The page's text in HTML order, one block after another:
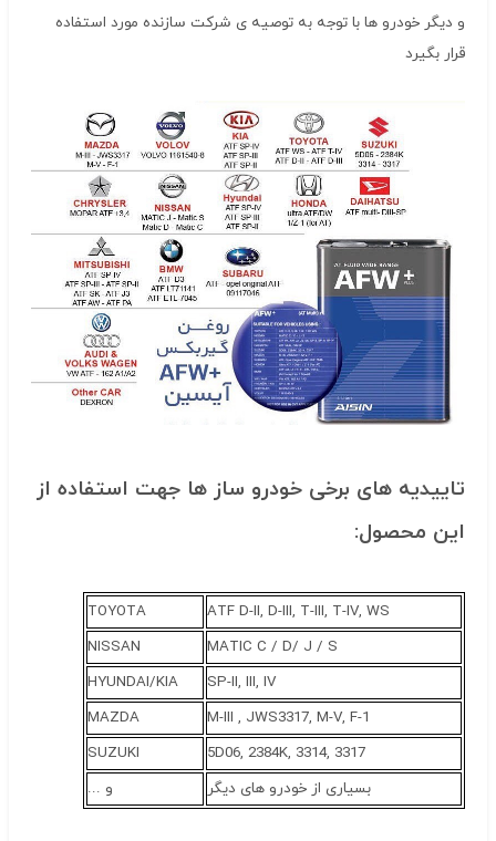
و دیگر خودرو ها با توجه به توصیه ی شرکت سازنده مورد استفاده
قرار بگیرد
تاییدیه های برخی خودرو ساز ها جهت استفاده از
این محصول:
ATF D-II, D-III, T-III, T-IV, WS
TOYOTA
MATIC C / D/ J / S
NISSAN
SP-II, III, IV
HYUNDAI/KIA
M-III , JWS3317, M-V, F-1
MAZDA
5D06, 2384K, 3314, 3317
SUZUKI
بسیاری از خودرو های دیگر
و ...